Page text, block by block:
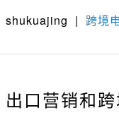
shukuajing | 跨境
出口营销和